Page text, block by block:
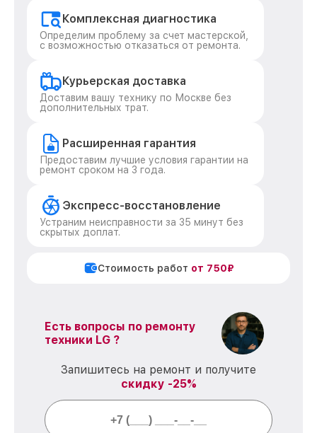
Комплексная диагностика
Определим проблему за счет мастерской,
с возможностью отказаться от ремонта.
Курьерская доставка
Доставим вашу технику по Москве без
дополнительных трат.
Расширенная гарантия
Предоставим лучшие условия гарантии на
ремонт сроком на 3 года.
Экспресс-восстановление
Устраним неисправности за 35 минут без
скрытых доплат.
Стоимость работ от 750₽
Есть вопросы по ремонту
техники LG ?
Запишитесь на ремонт и получите
скидку -25%